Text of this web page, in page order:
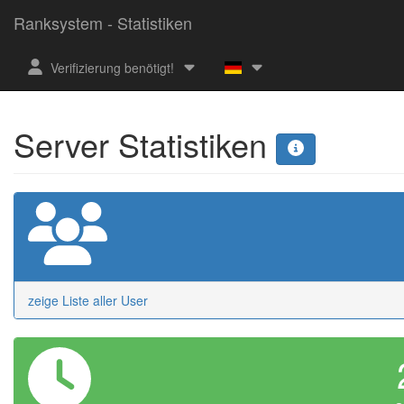
Ranksystem - Statistiken
Verifizierung benötigt!
Server Statistiken
zeige Liste aller User